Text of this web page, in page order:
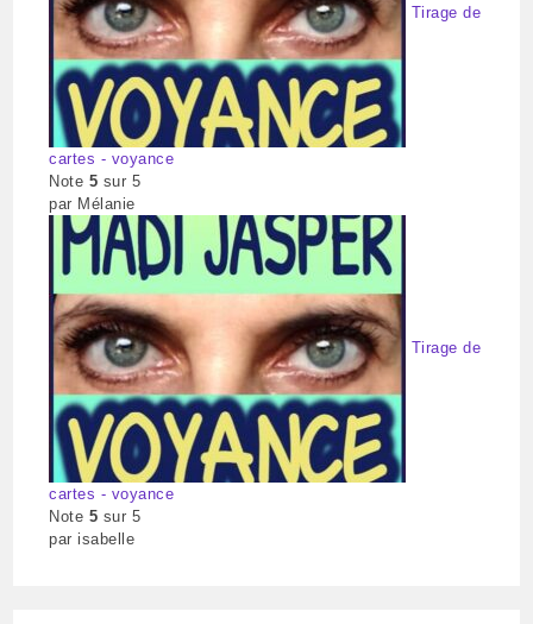
Tirage de
cartes - voyance
Note 5 sur 5
par Mélanie
Tirage de
cartes - voyance
Note 5 sur 5
par isabelle